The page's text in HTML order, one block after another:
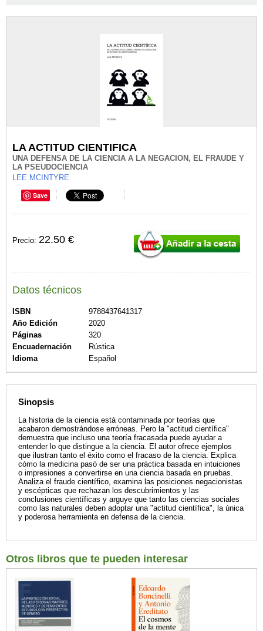
LA ACTITUD CIENTIFICA
UNA DEFENSA DE LA CIENCIA A LA NEGACION, EL FRAUDE Y
LA PSEUDOCIENCIA
LEE MCINTYRE
Save
Precio: 22.50 €
Datos técnicos
ISBN
9788437641317
Año Edición
2020
Páginas
320
Encuadernación
Rústica
Idioma
Español
Sinopsis
La historia de la ciencia está contaminada por teorías que
acabaron demostrándose erróneas. Pero la "actitud científica"
demuestra que incluso una teoría fracasada puede ayudar a
entender lo que distingue a la ciencia. El autor ofrece ejemplos
que ilustran tanto el éxito como el fracaso de la ciencia. Explica
cómo la medicina pasó de ser una práctica basada en intuiciones
o impresiones a convertirse en una ciencia basada en pruebas.
Analiza el fraude científico, examina las posiciones negacionistas
y escépticas que rechazan los descubrimientos y las
conclusiones científicas y arguye que tanto las ciencias sociales
como las naturales deben adoptar una "actitud científica", la única
y poderosa herramienta en defensa de la ciencia.
Otros libros que te pueden interesar